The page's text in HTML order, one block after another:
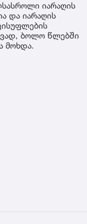
იარაღის
და იარაღის
ბოლო წლებში
მოხდა.